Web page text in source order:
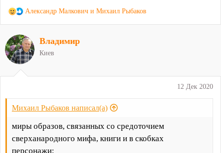
Р
к
ц
и
Александр Малкович и Михаил Рыбаков
12 Дек 2020
Михаил Рыбаков написал(а)
миры образов, связанных со средоточием
сверханародного мифа, книги и в скобках
персонажи:
Владимир
Киев